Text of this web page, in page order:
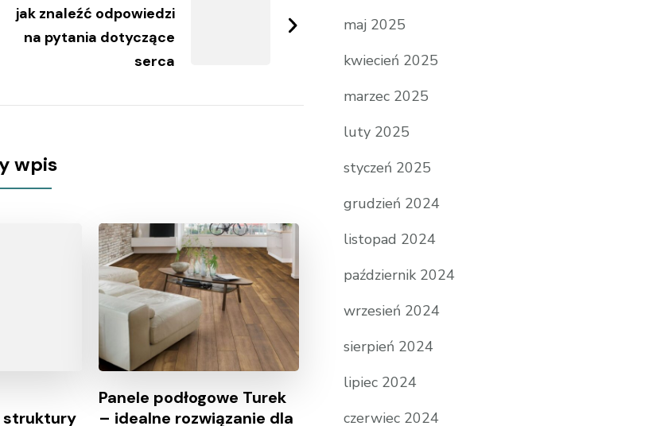
jak znaleźć odpowiedzi
na pytania dotyczące
serca
wpis
struktury
Panele podłogowe Turek
– idealne rozwiązanie dla
maj 2025
kwiecień 2025
marzec 2025
luty 2025
styczeń 2025
grudzień 2024
listopad 2024
październik 2024
wrzesień 2024
sierpień 2024
lipiec 2024
czerwiec 2024